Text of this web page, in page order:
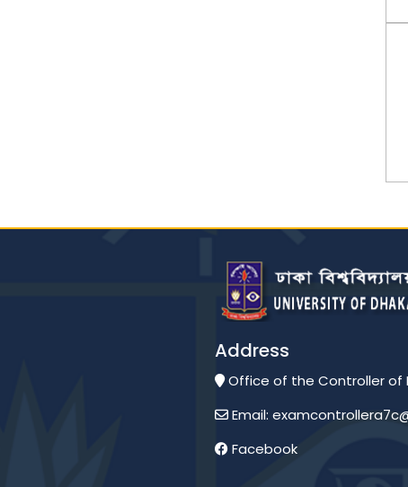
Address
Office of the Controller of
Email:
Facebook